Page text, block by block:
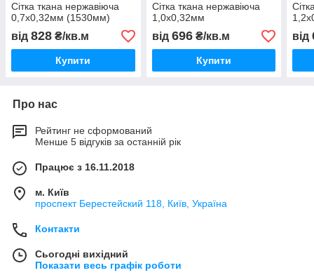
Сітка ткана нержавіюча
0,7х0,32мм (1530мм)
від 828 ₴/кв.м
Купити
Сітка ткана нержавіюча
1,0х0,32мм
від 696₴/кв.м
Купити
від
Про нас
Рейтинг не сформований
Менше 5 відгуків за останній рік
Працює з 16.11.2018
м. Київ
проспект Берестейский 118, Київ, Україна
Контакти
Сьогодні вихідний
Показати весь графік роботи